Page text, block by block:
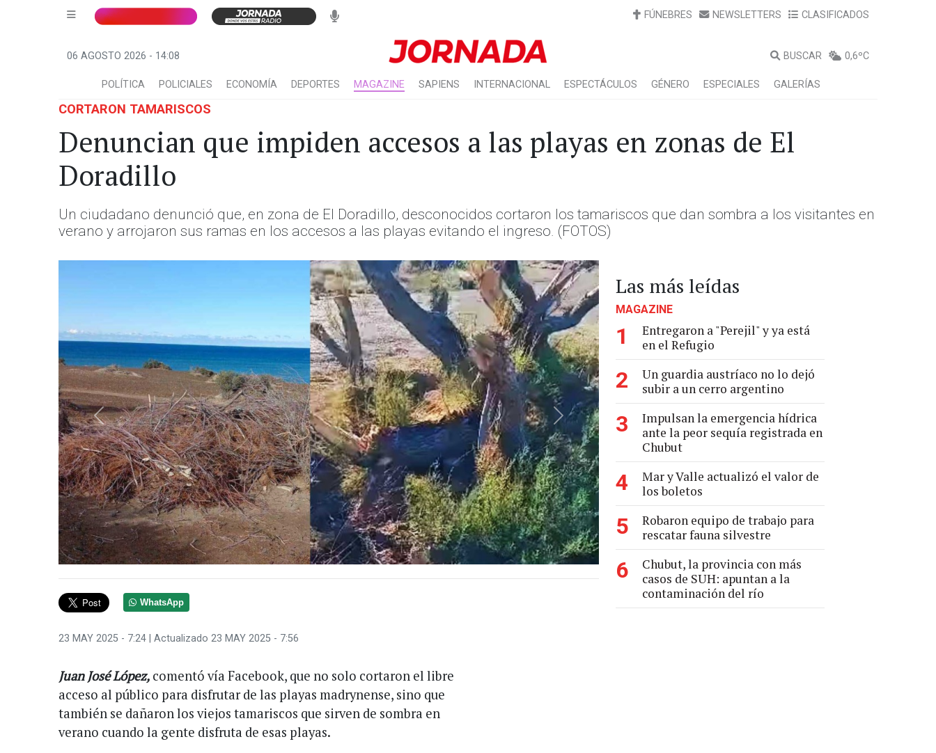
FÚNEBRES NEWSLETTERS CLASIFICADOS
06 AGOSTO 2026 - 14:08 BUSCAR 0,6ºC
POLÍTICA POLICIALES ECONOMÍA DEPORTES MAGAZINE SAPIENS INTERNACIONAL ESPECTÁCULOS GÉNERO ESPECIALES GALERÍAS
CORTARON TAMARISCOS
Denuncian que impiden accesos a las playas en zonas de El
Doradillo
Un ciudadano denunció que, en zona de El Doradillo, desconocidos cortaron los tamariscos que dan sombra a los visitantes en
verano y arrojaron sus ramas en los accesos a las playas evitando el ingreso. (FOTOS)
Anterior Siguiente
WhatsApp
23 MAY 2025 - 7:24 | Actualizado 23 MAY 2025 - 7:56
Juan José López, comentó vía Facebook, que no solo cortaron el libre
acceso al público para disfrutar de las playas madrynense, sino que
también se dañaron los viejos tamariscos que sirven de sombra en
verano cuando la gente disfruta de esas playas.
Las más leídas
MAGAZINE
1
Entregaron a "Perejil" y ya está
en el Refugio
2
Un guardia austríaco no lo dejó
subir a un cerro argentino
3
Impulsan la emergencia hídrica
ante la peor sequía registrada en
Chubut
4
Mar y Valle actualizó el valor de
los boletos
5
Robaron equipo de trabajo para
rescatar fauna silvestre
6
Chubut, la provincia con más
casos de SUH: apuntan a la
contaminación del río